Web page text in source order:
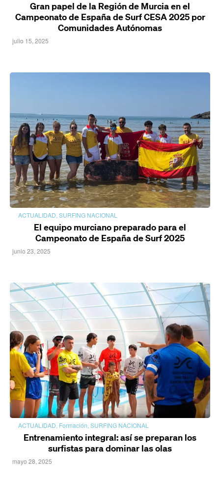
Gran papel de la Región de Murcia en el
Campeonato de España de Surf CESA 2025 por
Comunidades Autónomas
julio 15, 2025
ACTUALIDAD, SURFING NACIONAL
El equipo murciano preparado para el
Campeonato de España de Surf 2025
junio 23, 2025
ACTUALIDAD, Formación, SURFING NACIONAL
Entrenamiento integral: así se preparan los
surfistas para dominar las olas
mayo 28, 2025